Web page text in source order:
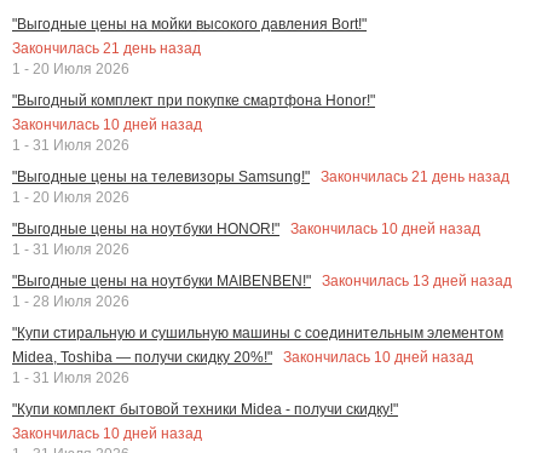
"Выгодные цены на мойки высокого давления Bort!"
Закончилась 21 день назад
1 - 20 Июля 2026
"Выгодный комплект при покупке смартфона Honor!"
Закончилась 10 дней назад
1 - 31 Июля 2026
"Выгодные цены на телевизоры Samsung!"
Закончилась 21 день назад
1 - 20 Июля 2026
"Выгодные цены на ноутбуки HONOR!"
Закончилась 10 дней назад
1 - 31 Июля 2026
"Выгодные цены на ноутбуки MAIBENBEN!"
Закончилась 13 дней назад
1 - 28 Июля 2026
"Купи стиральную и сушильную машины с соединительным элементом
Midea, Toshiba — получи скидку 20%!"
Закончилась 10 дней назад
1 - 31 Июля 2026
"Купи комплект бытовой техники Midea - получи скидку!"
Закончилась 10 дней назад